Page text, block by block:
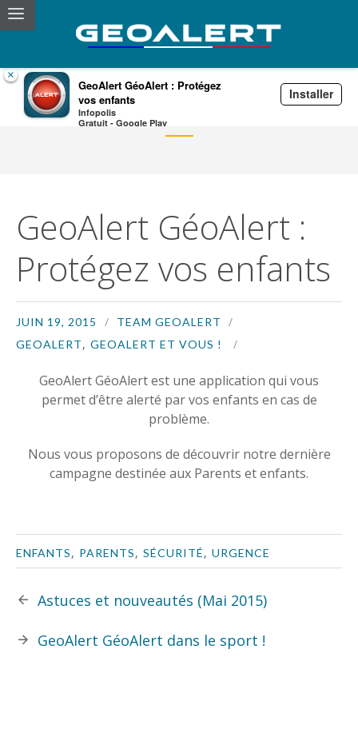
×
GeoAlert GéoAlert : Protégez
vos enfants
Infopolis
Gratuit - Google Play
Installer
Actualités
GeoAlert GéoAlert :
Protégez vos enfants
JUIN 19, 2015
TEAM GEOALERT
GEOALERT, GEOALERT ET VOUS !
GeoAlert GéoAlert est une application qui vous
permet d’être alerté par vos enfants en cas de
problème.
Nous vous proposons de découvrir notre dernière
campagne destinée aux Parents et enfants.
ENFANTS, PARENTS, SÉCURITÉ, URGENCE
Astuces et nouveautés (Mai 2015)
GeoAlert GéoAlert dans le sport !